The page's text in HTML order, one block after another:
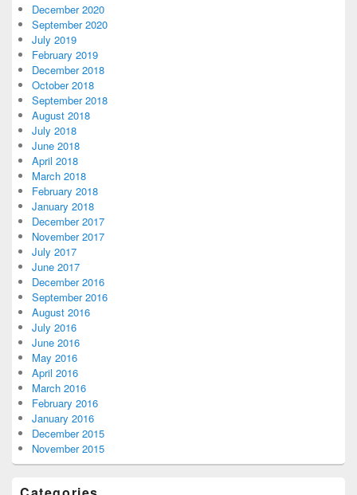
December 2020
September 2020
July 2019
February 2019
December 2018
October 2018
September 2018
August 2018
July 2018
June 2018
April 2018
March 2018
February 2018
January 2018
December 2017
November 2017
July 2017
June 2017
December 2016
September 2016
August 2016
July 2016
June 2016
May 2016
April 2016
March 2016
February 2016
January 2016
December 2015
November 2015